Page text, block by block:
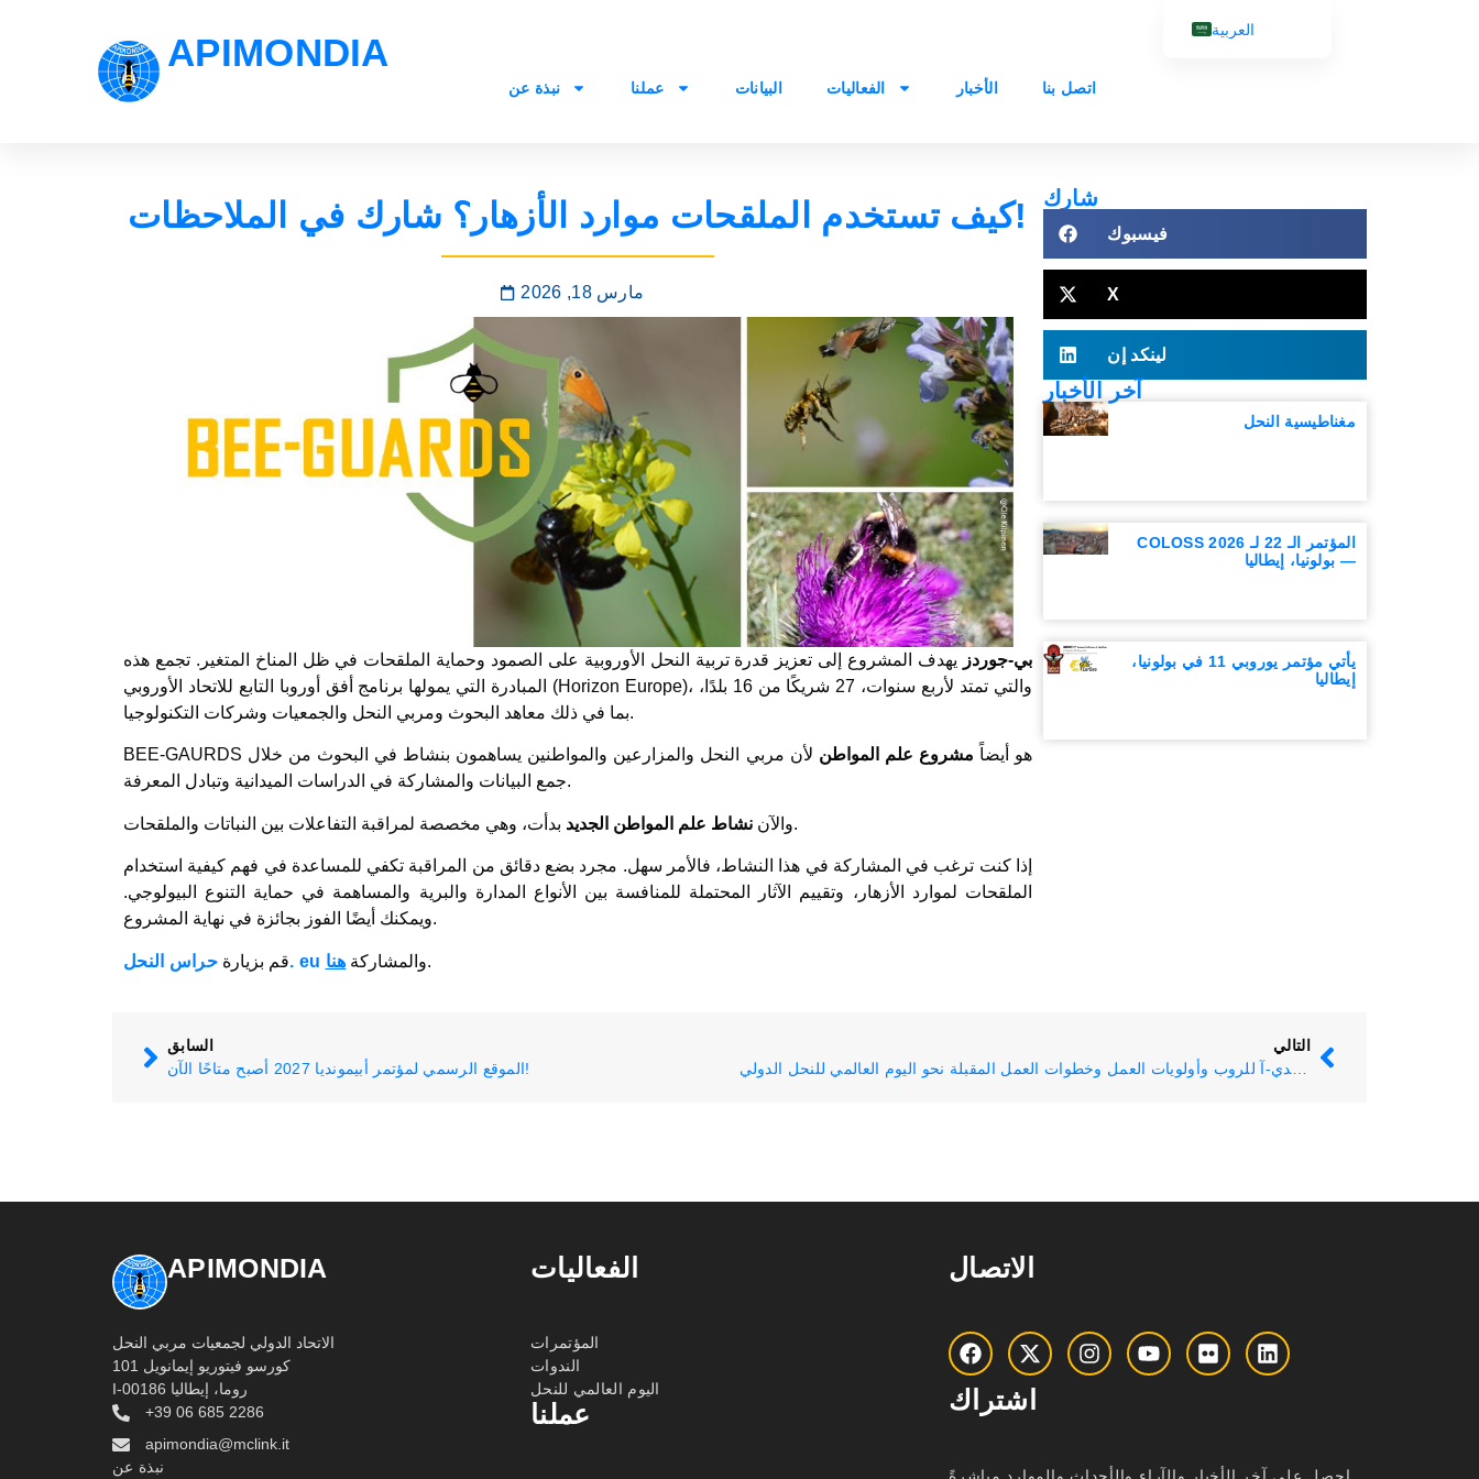
APIMONDIA
نبذة عن عملنا البيانات الفعاليات الأخبار اتصل بنا
كيف تستخدم الملقحات موارد الأزهار؟ شارك في الملاحظات!
مارس 18, 2026
بي-جوردز يهدف المشروع إلى تعزيز قدرة تربية النحل الأوروبية على الصمود وحماية الملقحات في ظل المناخ المتغير. تجمع هذه
المبادرة التي يمولها برنامج أفق أوروبا التابع للاتحاد الأوروبي (Horizon Europe)، والتي تمتد لأربع سنوات، 27 شريكًا من 16 بلدًا،
بما في ذلك معاهد البحوث ومربي النحل والجمعيات وشركات التكنولوجيا.
BEE-GAURDS هو أيضاً مشروع علم المواطن لأن مربي النحل والمزارعين والمواطنين يساهمون بنشاط في البحوث من خلال
جمع البيانات والمشاركة في الدراسات الميدانية وتبادل المعرفة.
والآن نشاط علم المواطن الجديد بدأت، وهي مخصصة لمراقبة التفاعلات بين النباتات والملقحات.
إذا كنت ترغب في المشاركة في هذا النشاط، فالأمر سهل. مجرد بضع دقائق من المراقبة تكفي للمساعدة في فهم كيفية استخدام
الملقحات لموارد الأزهار، وتقييم الآثار المحتملة للمنافسة بين الأنواع المدارة والبرية والمساهمة في حماية التنوع البيولوجي.
ويمكنك أيضًا الفوز بجائزة في نهاية المشروع.
قم بزيارةحراس النحل. eu والمشاركة هنا .
شارك
فيسبوك
X
لينكد إن
آخر الأخبار
مغناطيسية النحل
المؤتمر الـ 22 لـ COLOSS 2026
— بولونيا، إيطاليا
يأتي مؤتمر يوروبي 11 في بولونيا،
إيطاليا
السابق
الموقع الرسمي لمؤتمر أبيمونديا 2027 أصبح متاحًا الآن!
التالي
مجموعة عمل أبي-موندي-آ للروب وأولويات العمل وخطوات العمل المقبلة نحو اليوم العالمي للنحل الدولي
APIMONDIA
الاتحاد الدولي لجمعيات مربي النحل
كورسو فيتوريو إيمانويل 101
I-00186 روما، إيطاليا
+39 06 685 2286
apimondia@mclink.it
نبذة عن
الفعاليات
المؤتمرات
الندوات
اليوم العالمي للنحل
عملنا
الاتصال
اشتراك
العربية
Русский